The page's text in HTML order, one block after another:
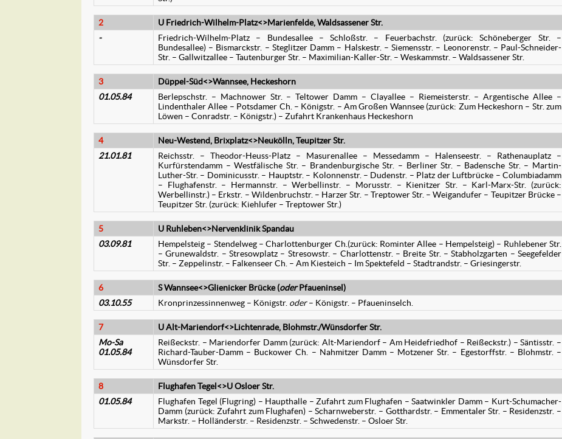
2
U Friedrich-Wilhelm-Platz<>Marienfelde, Waldsassener Str.
-
Friedrich-Wilhelm-Platz – Bundesallee – Schloßstr. – Feuerbachstr. (zurück: Schöneberger Str. –
Bundesallee) – Bismarckstr. – Steglitzer Damm – Halskestr. – Siemensstr. – Leonorenstr. – Paul-Schneider-
Str. – Gallwitzallee – Tautenburger Str. – Maximilian-Kaller-Str. – Weskammstr. – Waldsassener Str.
3
Düppel-Süd<>Wannsee, Heckeshorn
01.05.84
Berlepschstr. – Machnower Str. – Teltower Damm – Clayallee – Riemeisterstr. – Argentische Allee –
Lindenthaler Allee – Potsdamer Ch. – Königstr. – Am Großen Wannsee (zurück: Zum Heckeshorn – Str. zum
Löwen – Conradstr. – Königstr.) – Zufahrt Krankenhaus Heckeshorn
4
Neu-Westend, Brixplatz<>Neukölln, Teupitzer Str.
21.01.81
Reichsstr. – Theodor-Heuss-Platz – Masurenallee – Messedamm – Halenseestr. – Rathenauplatz –
Kurfürstendamm – Westfälische Str. – Brandenburgische Str. – Berliner Str. – Badensche Str. – Martin-
Luther-Str. – Dominicusstr. – Hauptstr. – Kolonnenstr. – Dudenstr. – Platz der Luftbrücke – Columbiadamm
– Flughafenstr. – Hermannstr. – Werbellinstr. – Morusstr. – Kienitzer Str. – Karl-Marx-Str. (zurück:
Werbellinstr.) – Erkstr. – Wildenbruchstr. – Harzer Str. – Treptower Str. – Weigandufer – Teupitzer Brücke –
Teupitzer Str. (zurück: Kiehlufer – Treptower Str.)
5
U Ruhleben<>Nervenklinik Spandau
03.09.81
Hempelsteig – Stendelweg – Charlottenburger Ch.(zurück: Rominter Allee – Hempelsteig) – Ruhlebener Str.
– Grunewaldstr. – Stresowplatz – Stresowstr. – Charlottenstr. – Breite Str. – Stabholzgarten – Seegefelder
Str. – Zeppelinstr. – Falkenseer Ch. – Am Kiesteich – Im Spektefeld – Stadtrandstr. – Griesingerstr.
6 S Wannsee<>Glienicker Brücke (oderPfaueninsel)
03.10.55
Kronprinzessinnenweg – Königstr. oder– Königstr. – Pfaueninselch.
7
U Alt-Mariendorf<>Lichtenrade, Blohmstr./Wünsdorfer Str.
Mo-Sa
01.05.84
Reißeckstr. – Mariendorfer Damm (zurück: Alt-Mariendorf – Am Heidefriedhof – Reißeckstr.) – Säntisstr. –
Richard-Tauber-Damm – Buckower Ch. – Nahmitzer Damm – Motzener Str. – Egestorffstr. – Blohmstr. –
Wünsdorfer Str.
8
Flughafen Tegel<>U Osloer Str.
01.05.84
Flughafen Tegel (Flugring) – Haupthalle – Zufahrt zum Flughafen – Saatwinkler Damm – Kurt-Schumacher-
Damm (zurück: Zufahrt zum Flughafen) – Scharnweberstr. – Gotthardstr. – Emmentaler Str. – Residenzstr. –
Markstr. – Holländerstr. – Residenzstr. – Schwedenstr. – Osloer Str.